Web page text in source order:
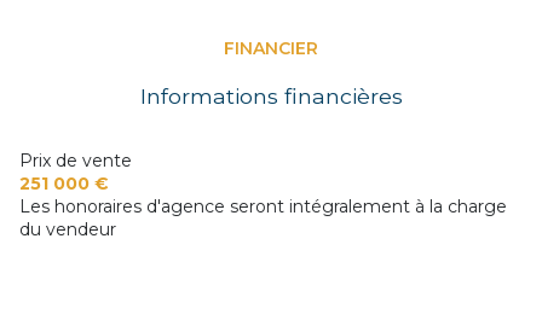
bureau
bureau
17 m²
bureau
FINANCIER
Informations financières
Prix de vente
251 000 €
Les honoraires d'agence seront intégralement à la charge
du vendeur